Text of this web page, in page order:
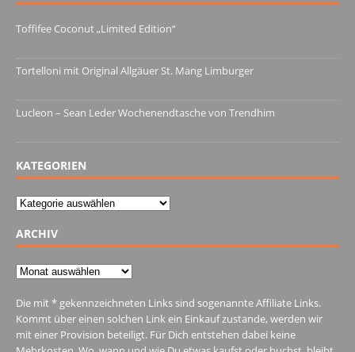
Toffifee Coconut „Limited Edition“
Tortelloni mit Original Allgäuer St. Mang Limburger
Lucleon – Sean Leder Wochenendtasche von Trendhim
KATEGORIEN
Kategorien
ARCHIV
Archiv
Die mit * gekennzeichneten Links sind sogenannte Affiliate Links.
Kommt über einen solchen Link ein Einkauf zustande, werden wir
mit einer Provision beteiligt. Für Dich entstehen dabei keine